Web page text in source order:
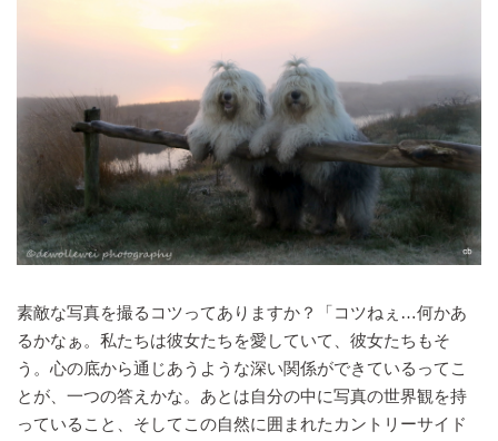
素敵な写真を撮るコツってありますか？「コツねぇ…何かあ
るかなぁ。私たちは彼女たちを愛していて、彼女たちもそ
う。心の底から通じあうような深い関係ができているってこ
とが、一つの答えかな。あとは自分の中に写真の世界観を持
っていること、そしてこの自然に囲まれたカントリーサイド